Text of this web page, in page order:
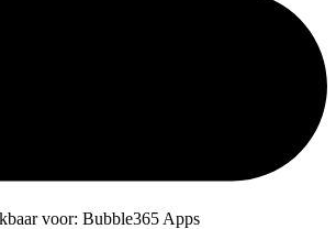
voor: Bubble365 Apps